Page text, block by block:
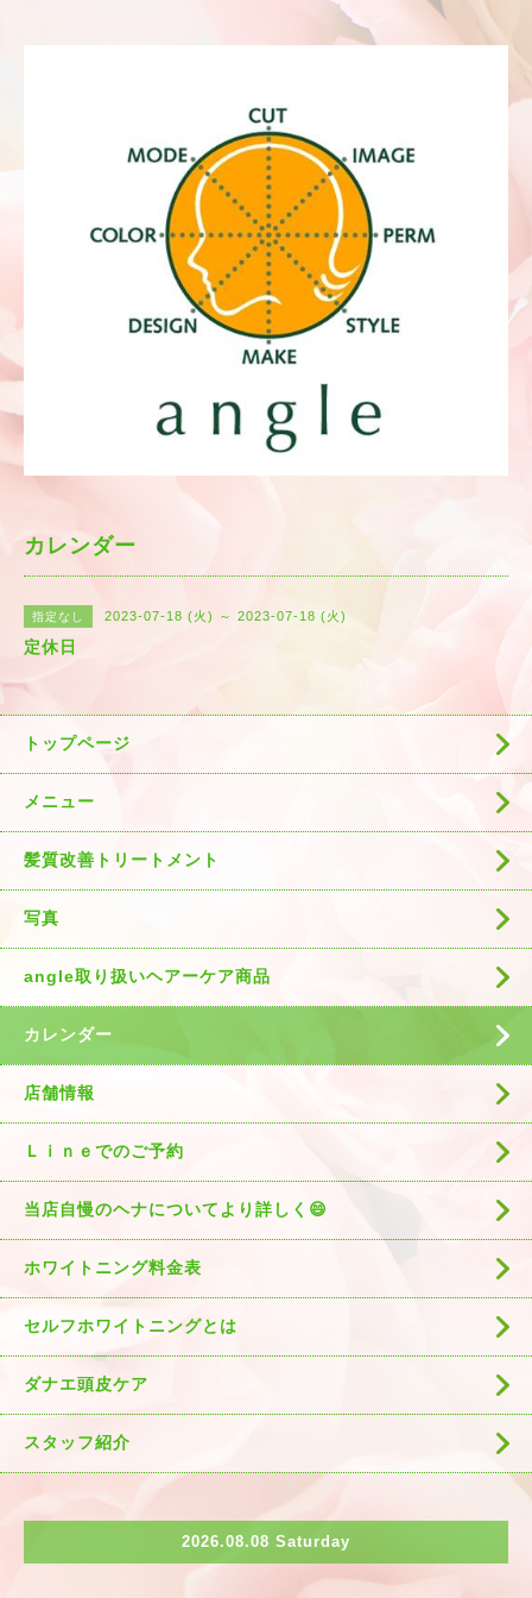
カレンダー
指定なし 2023-07-18 (火) ～ 2023-07-18 (火)
定休日
トップページ
メニュー
髪質改善トリートメント
写真
angle取り扱いヘアーケア商品
カレンダー
店舗情報
Ｌｉｎｅでのご予約
当店自慢のヘナについてより詳しく😄
ホワイトニング料金表
セルフホワイトニングとは
ダナエ頭皮ケア
スタッフ紹介
2026.08.08 Saturday